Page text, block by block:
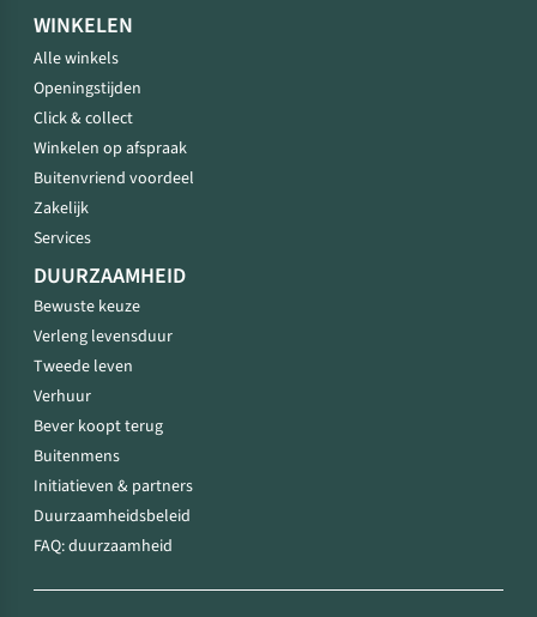
WINKELEN
Alle winkels
Openingstijden
Click & collect
Winkelen op afspraak
Buitenvriend voordeel
Zakelijk
Services
DUURZAAMHEID
Bewuste keuze
Verleng levensduur
Tweede leven
Verhuur
Bever koopt terug
Buitenmens
Initiatieven & partners
Duurzaamheidsbeleid
FAQ: duurzaamheid